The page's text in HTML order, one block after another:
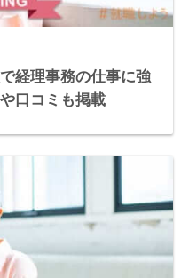
経理事務の仕事に強
口コミも掲載